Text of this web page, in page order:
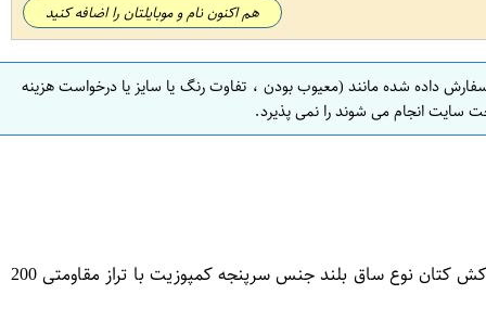
هم اکنون نام و موبایلتان را اضافه کنید
داده شده مانند (معیوب بودن ، تفاوت رنگ یا سایز یا درخواست هزینه
سایت انجام می شوند را نمی پذیرد.
جنس رویه چرم طبیعی گاوی سافتی با ضخامت استاندارد زیره تزریق مستقیم پلی یورتان (PU) محصول کمپانی Coim ایتالیا کفی طبی با روکش کتان نوع ساق بلند جنس سرپنجه کمپوزیت با تراز مقاومتی 200